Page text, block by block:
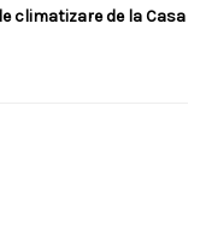
climatizare de la Casa